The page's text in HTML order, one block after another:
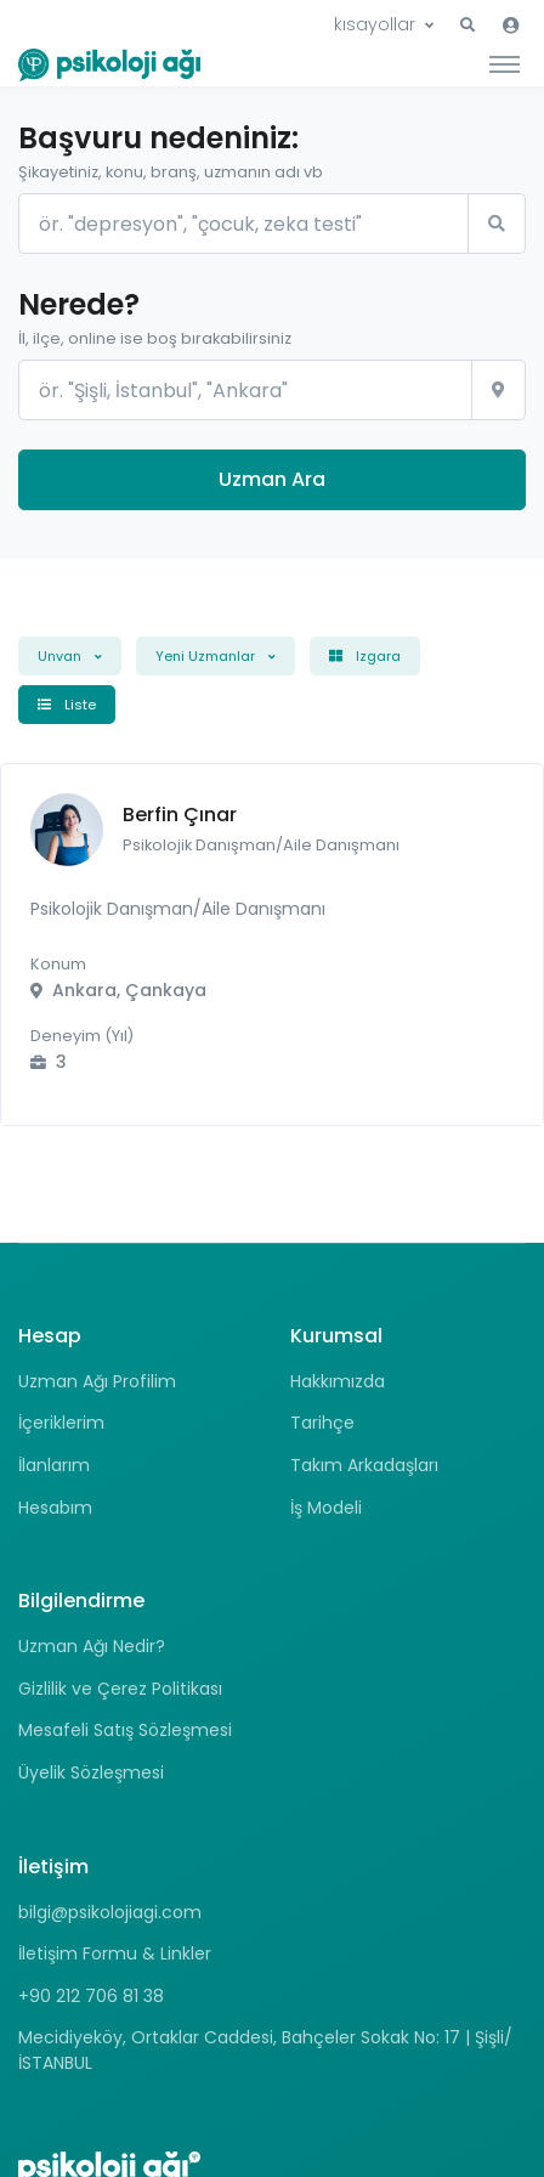
kısayollar
Başvuru nedeniniz:
Şikayetiniz, konu, branş, uzmanın adı vb
Nerede?
İl, ilçe, online ise boş bırakabilirsiniz
Uzman Ara
Unvan Yeni Uzmanlar Izgara
Liste
Berfin Çınar
Psikolojik Danışman/Aile Danışmanı
Psikolojik Danışman/Aile Danışmanı
Konum
Ankara, Çankaya
Deneyim (Yıl)
3
Hesap
Uzman Ağı Profilim
İçeriklerim
İlanlarım
Hesabım
Kurumsal
Hakkımızda
Tarihçe
Takım Arkadaşları
İş Modeli
Bilgilendirme
Uzman Ağı Nedir?
Gizlilik ve Çerez Politikası
Mesafeli Satış Sözleşmesi
Üyelik Sözleşmesi
İletişim
bilgi@psikolojiagi.com
İletişim Formu & Linkler
+90 212 706 81 38
Mecidiyeköy, Ortaklar Caddesi, Bahçeler Sokak No: 17 | Şişli/
İSTANBUL